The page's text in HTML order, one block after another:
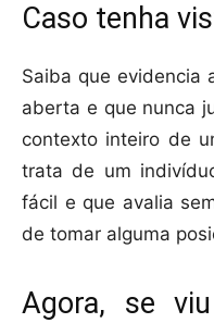
Caso tenha
Saiba que evidencia
aberta e que nunca
contexto inteiro de
trata de um
fácil e que avalia
de tomar alguma
Agora, se